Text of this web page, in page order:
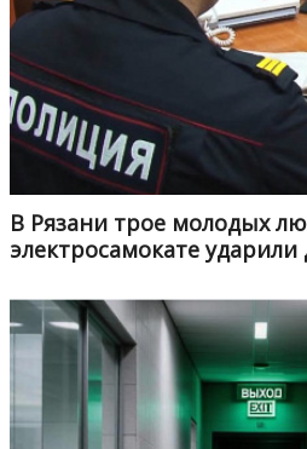
В Рязани трое молодых
электросамокате